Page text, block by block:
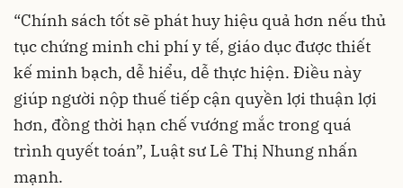
“Chính sách tốt sẽ phát huy hiệu quả hơn nếu thủ
tục chứng minh chi phí y tế, giáo dục được thiết
kế minh bạch, dễ hiểu, dễ thực hiện. Điều này
giúp người nộp thuế tiếp cận quyền lợi thuận lợi
hơn, đồng thời hạn chế vướng mắc trong quá
trình quyết toán”, Luật sư Lê Thị Nhung nhấn
mạnh.